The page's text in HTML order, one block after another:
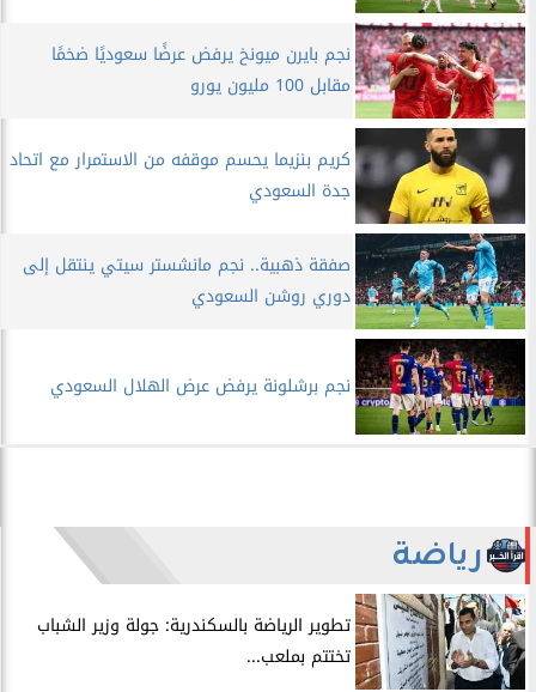
نجم بايرن ميونخ يرفض عرضًا سعوديًا ضخمًا
مقابل 100 مليون يورو
كريم بنزيما يحسم موقفه من الاستمرار مع اتحاد
جدة السعودي
صفقة ذهبية.. نجم مانشستر سيتي ينتقل إلى
دوري روشن السعودي
نجم برشلونة يرفض عرض الهلال السعودي
رياضة
​تطوير الرياضة بالسكندرية: جولة وزير الشباب
تختتم بملعب...